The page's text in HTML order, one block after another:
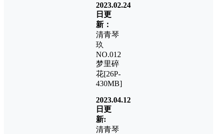
2023.02.24
日更
新：
清青琴
玖
NO.012
梦里碎
花[26P-
430MB]
2023.04.12
日更
新:
清青琴